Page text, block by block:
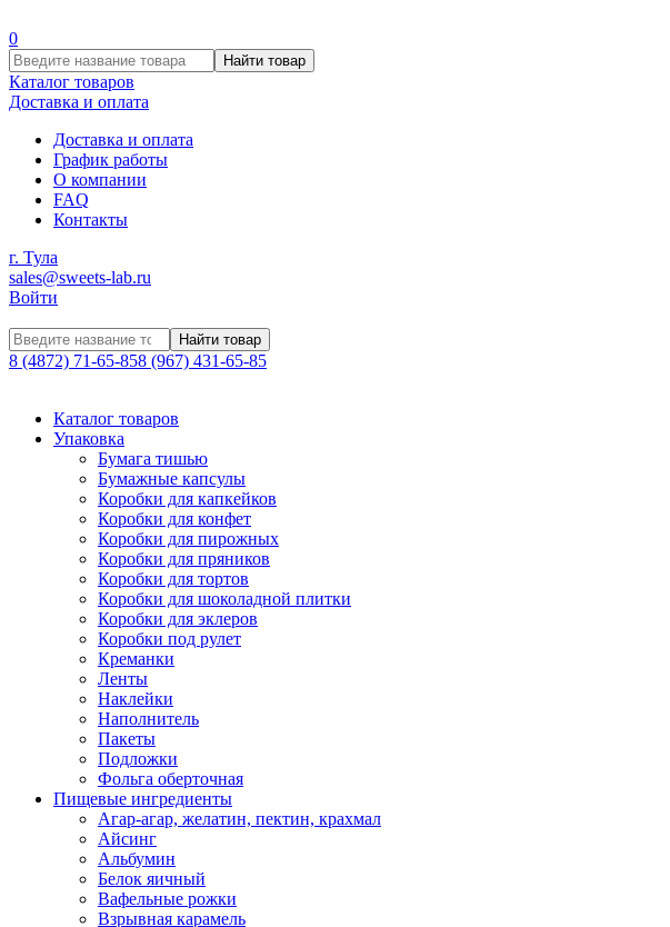
0
Найти товар
Каталог товаров
Доставка и оплата
Доставка и оплата
График работы
О компании
FAQ
Контакты
г. Тула
sales@sweets-lab.ru
Войти
Найти товар
8 (4872) 71-65-858 (967) 431-65-85
Каталог товаров
Упаковка
Бумага тишью
Бумажные капсулы
Коробки для капкейков
Коробки для конфет
Коробки для пирожных
Коробки для пряников
Коробки для тортов
Коробки для шоколадной плитки
Коробки для эклеров
Коробки под рулет
Креманки
Ленты
Наклейки
Наполнитель
Пакеты
Подложки
Фольга оберточная
Пищевые ингредиенты
Агар-агар, желатин, пектин, крахмал
Айсинг
Альбумин
Белок яичный
Вафельные рожки
Взрывная карамель